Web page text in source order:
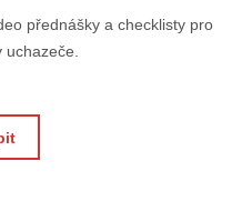
přednášky a checklisty pro